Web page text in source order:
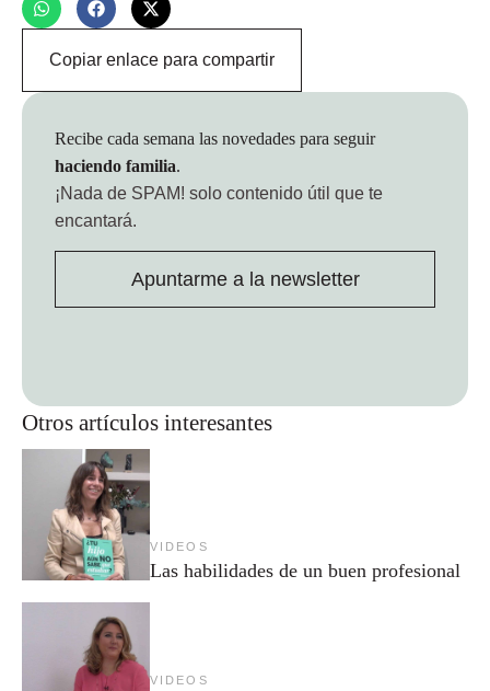
Copiar enlace para compartir
Otros artículos interesantes
VIDEOS
Las habilidades de un buen profesional
VIDEOS
Recibe cada semana las novedades para seguir
haciendo familia.
¡Nada de SPAM! solo contenido útil que te
encantará.
Apuntarme a la newsletter